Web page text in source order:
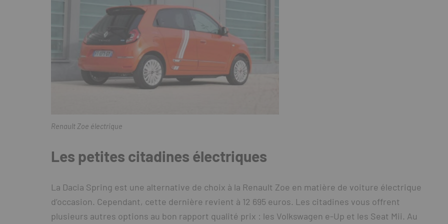
Renault Zoe électrique
Les petites citadines électriques
La Dacia Spring est une alternative de choix à la Renault Zoe en matière de voiture électrique
d’occasion. Cependant, cette dernière revient à 12 695 euros. Les citadines vous offrent
plusieurs autres options au bon rapport qualité prix : les Volkswagen e-Up et les Seat Mii. Au